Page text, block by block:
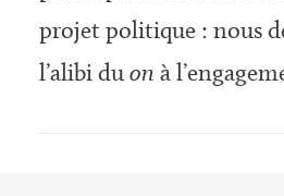
projet politique : nous
l’alibi duon à